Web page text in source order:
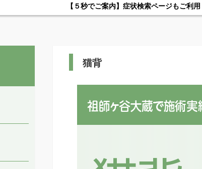
【５秒でご案内】症状検索ページもご利
猫背